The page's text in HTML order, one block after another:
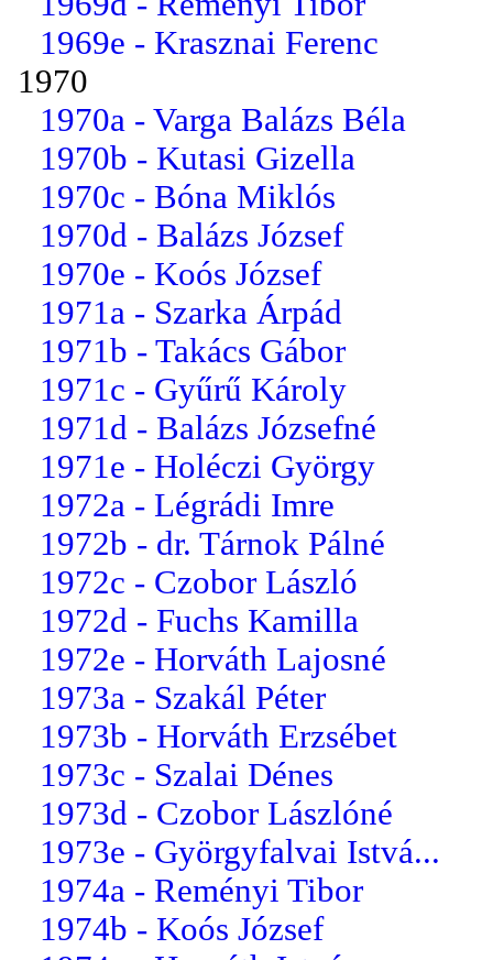
1969e - Krasznai Ferenc
1970
1970a - Varga Balázs Béla
1970b - Kutasi Gizella
1970c - Bóna Miklós
1970d - Balázs József
1970e - Koós József
1971a - Szarka Árpád
1971b - Takács Gábor
1971c - Gyűrű Károly
1971d - Balázs Józsefné
1971e - Holéczi György
1972a - Légrádi Imre
1972b - dr. Tárnok Pálné
1972c - Czobor László
1972d - Fuchs Kamilla
1972e - Horváth Lajosné
1973a - Szakál Péter
1973b - Horváth Erzsébet
1973c - Szalai Dénes
1973d - Czobor Lászlóné
1973e - Györgyfalvai Istvá...
1974a - Reményi Tibor
1974b - Koós József